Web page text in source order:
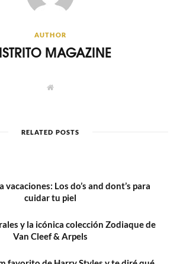
AUTHOR
MAGAZINE
W
e
RELATED POSTS
vacaciones: Los do’s and dont’s para
cuidar tu piel
y la icónica colección Zodiaque de
Van Cleef & Arpels